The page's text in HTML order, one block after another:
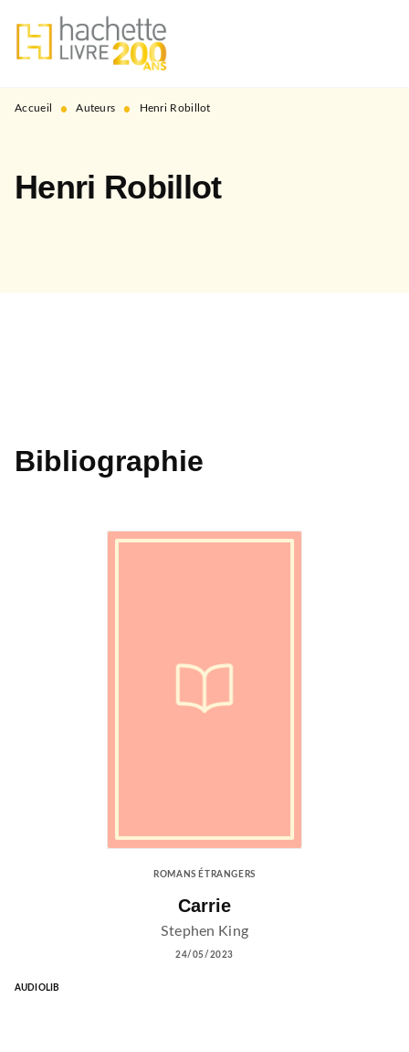
MENU RECHERCHE
PIED DE PAGE
Accueil • Auteurs • Henri Robillot
Henri Robillot
Bibliographie
ROMANS ÉTRANGERS
Carrie
Stephen King
24/05/2023
AUDIOLIB